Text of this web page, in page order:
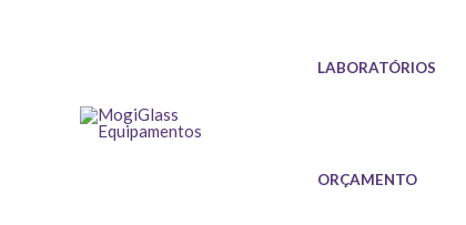
LABORATÓRIOS
ORÇAMENTO